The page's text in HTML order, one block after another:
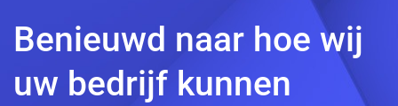
Benieuwd naar hoe wij
uw bedrijf kunnen